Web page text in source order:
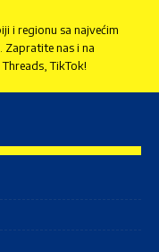
i regionu sa najvećim
Zapratite nas i na
TikTok!